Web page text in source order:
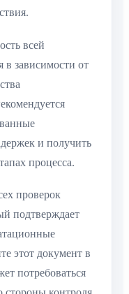
всей
в зависимости от
и получить
процесса.
проверок
подтверждает
этот документ в
потребоваться